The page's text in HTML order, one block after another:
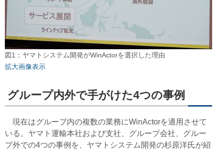
図1：ヤマトシステム開発がWinActorを選択した理由
拡大画像表示
グループ内外で手がけた4つの事例
現在はグループ内の複数の業務にWinActorを適用させて
いる。ヤマト運輸本社および支社、グループ会社、グルー
プ外での4つの事例を、ヤマトシステム開発の杉原洋氏が紹